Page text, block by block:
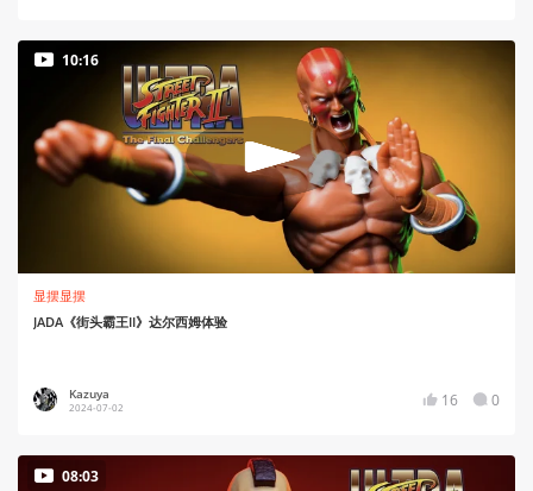
10:16
显摆显摆
JADA《街头霸王II》达尔西姆体验
Kazuya
2024-07-02 16 0
08:03